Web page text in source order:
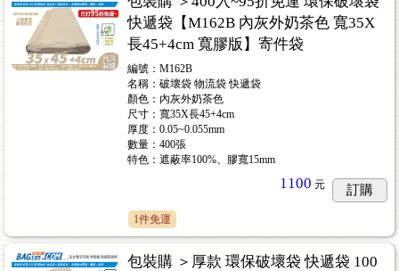
快遞袋【M162B 內灰外奶茶色 寬35X
長45+4cm 寬膠版】寄件袋
編號：M162B
名稱：破壞袋 物流袋 快遞袋
顏色：內灰外奶茶色
尺寸：寬35X長45+4cm
厚度：0.05~0.055mm
數量：400張
特色：遮蔽率100%、膠寬15mm
1100 元 訂購
1件免運
包裝購 ＞厚款 環保破壞袋 快遞袋 100